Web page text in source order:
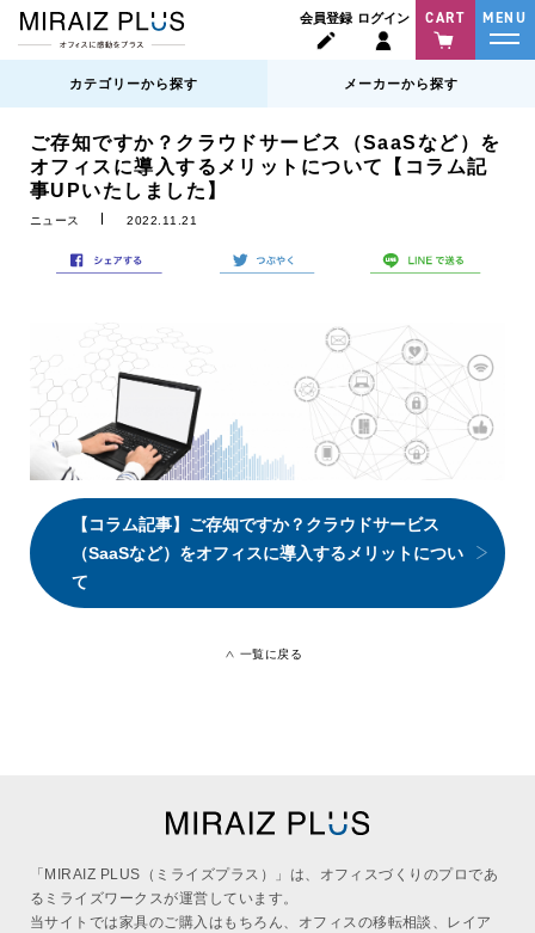
会員登録 ログイン MENU
CART
カテゴリーから探す メーカーから探す
ご存知ですか？クラウドサービス（SaaSなど）を
オフィスに導入するメリットについて【コラム記
事UPいたしました】
ニュース 2022.11.21
【コラム記事】ご存知ですか？クラウドサービス
（SaaSなど）をオフィスに導入するメリットについ
て
一覧に戻る
「MIRAIZ PLUS（ミライズプラス）」は、オフィスづくりのプロであ
るミライズワークスが運営しています。
当サイトでは家具のご購入はもちろん、オフィスの移転相談、レイア